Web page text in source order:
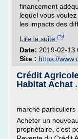
financement
lequel vous
les impacts des
Lire la suite
Date: 2019-02-13
Site : https://
Crédit
Habitat Achat
marché particuliers
Acheter un
propriétaire, c'est